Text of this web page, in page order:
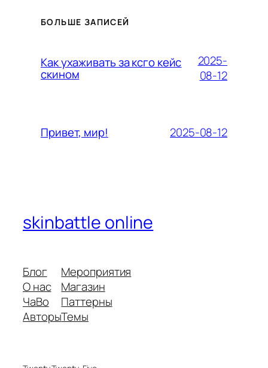
БОЛЬШЕ ЗАПИСЕЙ
Как ухаживать за ксго кейс
скином
2025-
08-12
Привет, мир! 2025-08-12
skinbattle online
Блог
О нас
ЧаВо
Авторы
Мероприятия
Магазин
Паттерны
Темы